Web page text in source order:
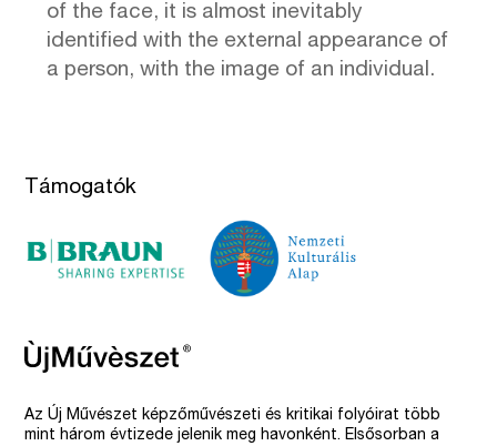
of the face, it is almost inevitably
identified with the external appearance of
a person, with the image of an individual.
Támogatók
Az Új Művészet képzőművészeti és kritikai folyóirat több
mint három évtizede jelenik meg havonként. Elsősorban a